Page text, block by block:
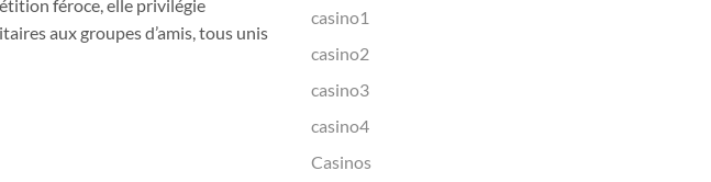
féroce, elle privilégie
aux groupes d’amis, tous unis
casino1
casino2
casino3
casino4
Casinos